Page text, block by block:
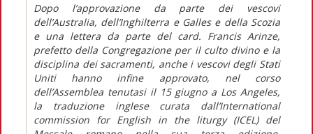
Dopo l’approvazione da parte dei vescovi
dell’Australia, dell’Inghilterra e Galles e della Scozia
e una lettera da parte del card. Francis Arinze,
prefetto della Congregazione per il culto divino e la
disciplina dei sacramenti, anche i vescovi degli Stati
Uniti hanno infine approvato, nel corso
dell’Assemblea tenutasi il 15 giugno a Los Angeles,
la traduzione inglese curata dall’International
commission for English in the liturgy (ICEL) del